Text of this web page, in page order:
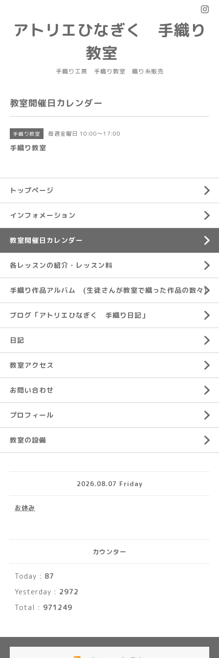
アトリエひなぎく 手織り
教室
手織り工房 手織り教室 織り糸販売
教室開催日カレンダー
手織り教室 毎週金曜日 10:00～17:00
手織り教室
トップページ
インフォメーション
教室開催日カレンダー
各レッスンの紹介・レッスン料
手織り作品アルバム (生徒さんが教室で織った作品の数々)
ブログ「アトリエひなぎく 手織り日記」
日記
教室アクセス
お問い合わせ
プロフィール
教室の設備
2026.08.07 Friday
お休み
カウンター
Today : 87
Yesterday : 2972
Total : 971249